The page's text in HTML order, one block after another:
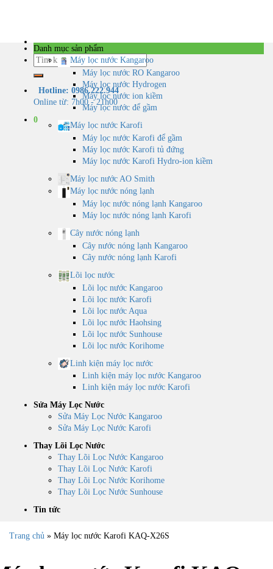
Tìm
Hotline: 0986.222.944
Online từ: 7h00 - 21h00
0
Danh mục sản phẩm
Máy lọc nước Kangaroo
Máy lọc nước RO Kangaroo
Máy lọc nước Hydrogen
Máy lọc nước ion kiềm
Máy lọc nước để gầm
Máy lọc nước Karofi
Máy lọc nước Karofi để gầm
Máy lọc nước Karofi tủ đứng
Máy lọc nước Karofi Hydro-ion kiềm
Máy lọc nước AO Smith
Máy lọc nước nóng lạnh
Máy lọc nước nóng lạnh Kangaroo
Máy lọc nước nóng lạnh Karofi
Cây nước nóng lạnh
Cây nước nóng lạnh Kangaroo
Cây nước nóng lạnh Karofi
Lõi lọc nước
Lõi lọc nước Kangaroo
Lõi lọc nước Karofi
Lõi lọc nước Aqua
Lõi lọc nước Haohsing
Lõi lọc nước Sunhouse
Lõi lọc nước Korihome
Linh kiện máy lọc nước
Linh kiện máy lọc nước Kangaroo
Linh kiện máy lọc nước Karofi
Sửa Máy Lọc Nước
Sửa Máy Lọc Nước Kangaroo
Sửa Máy Lọc Nước Karofi
Thay Lõi Lọc Nước
Thay Lõi Lọc Nước Kangaroo
Thay Lõi Lọc Nước Karofi
Thay Lõi Lọc Nước Korihome
Thay Lõi Lọc Nước Sunhouse
Tin tức
Trang chủ » Máy lọc nước Karofi KAQ-X26S